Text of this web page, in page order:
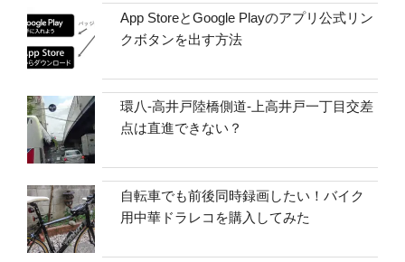
App StoreとGoogle Playのアプリ公式リン
クボタンを出す方法
環八-高井戸陸橋側道-上高井戸一丁目交差
点は直進できない？
自転車でも前後同時録画したい！バイク
用中華ドラレコを購入してみた